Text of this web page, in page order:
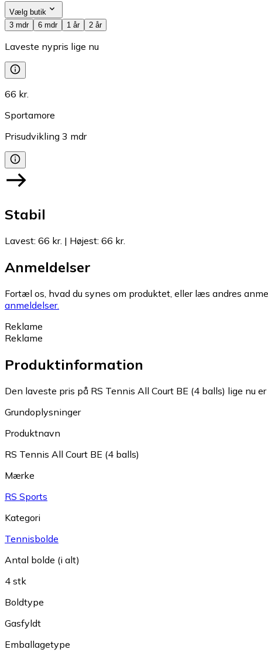
Vælg butik
3 mdr
6 mdr 1 år 2 år
Laveste nypris lige nu
66 kr.
Sportamore
Prisudvikling 3 mdr
Stabil
Lavest: 66 kr. | Højest: 66 kr.
Anmeldelser
Fortæl os, hvad du synes om produktet, eller læs andres
anmeldelser.
Reklame
Reklame
Produktinformation
Den laveste pris på RS Tennis All Court BE (4 balls) lige nu er
Grundoplysninger
Produktnavn
RS Tennis All Court BE (4 balls)
Mærke
RS Sports
Kategori
Tennisbolde
Antal bolde (i alt)
4 stk
Boldtype
Gasfyldt
Emballagetype